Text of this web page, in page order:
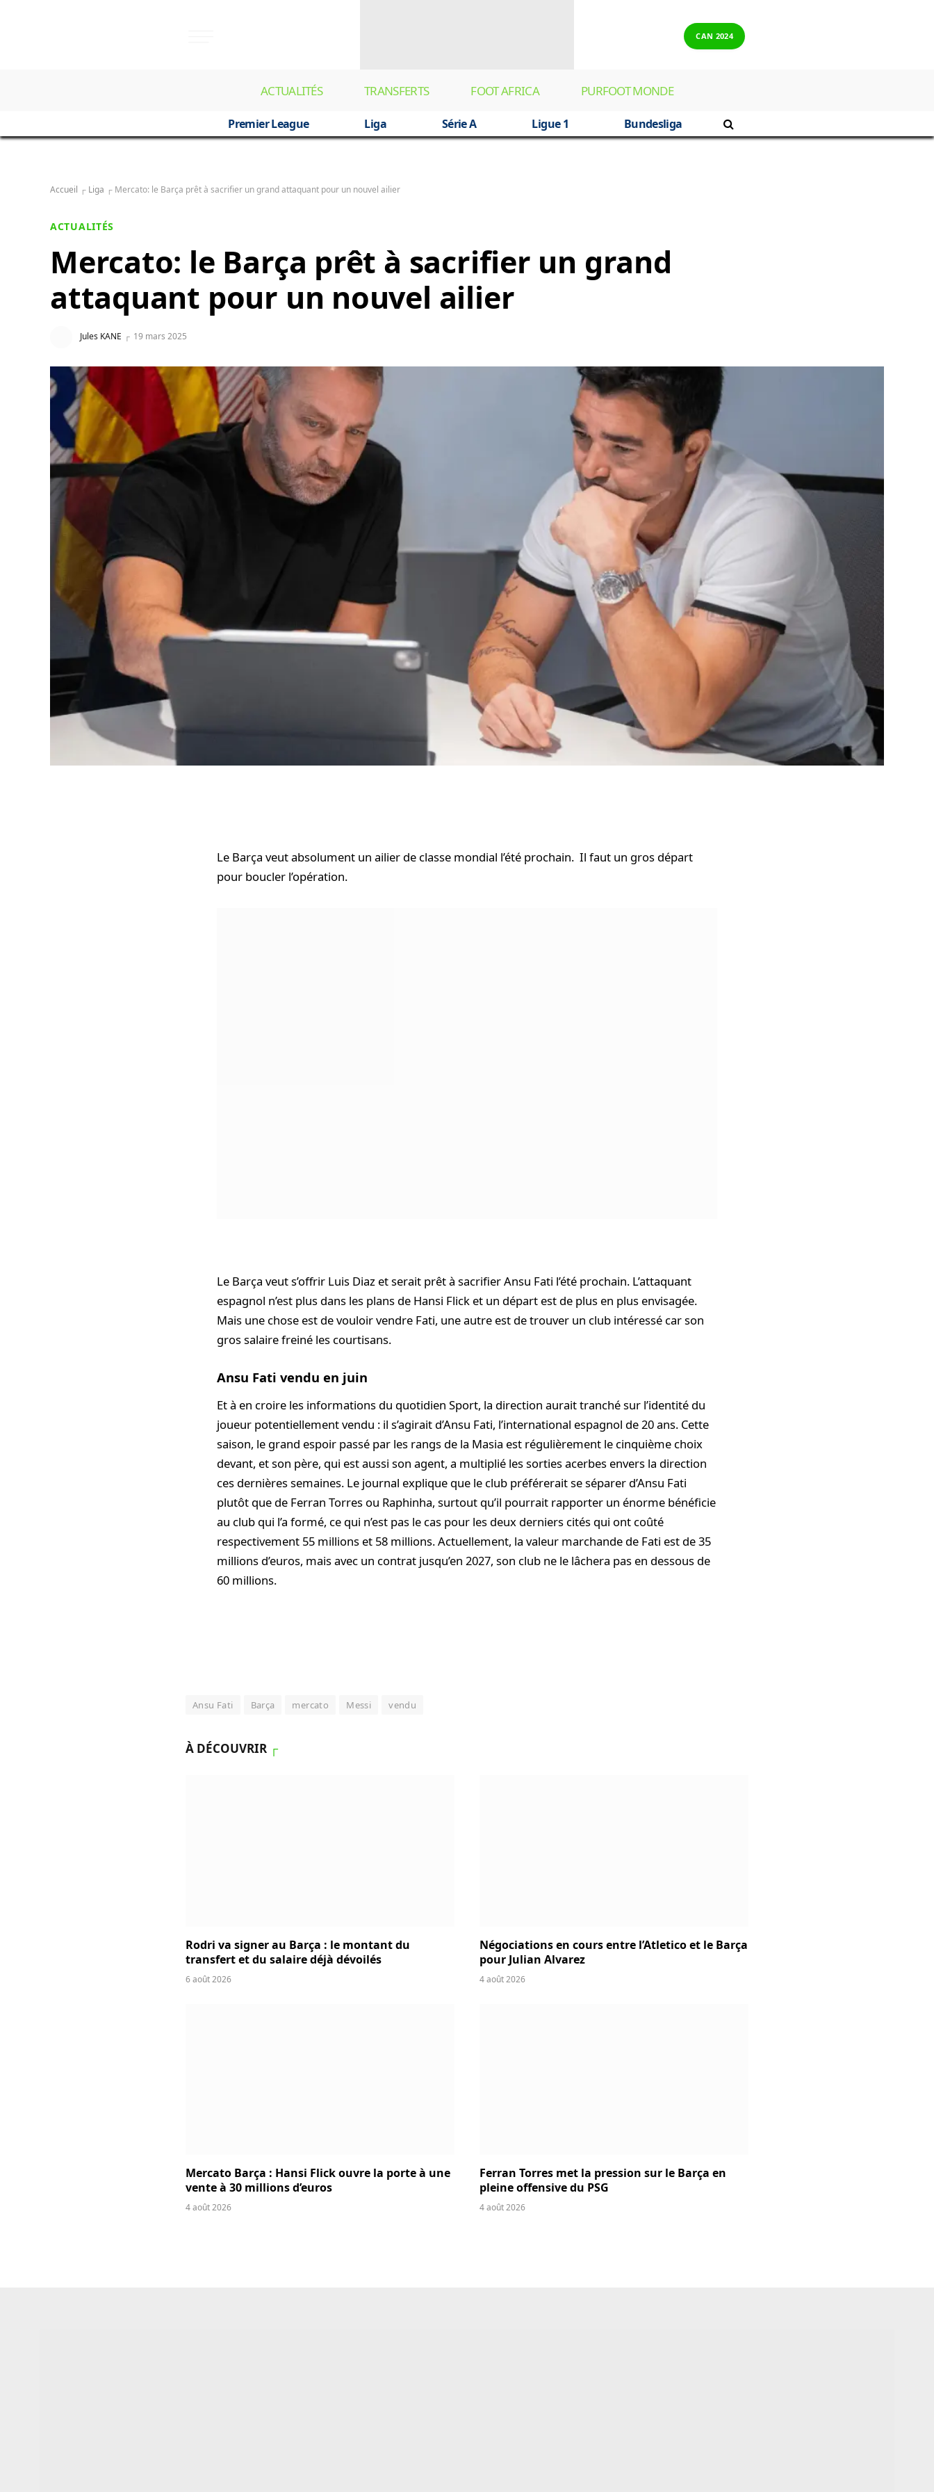
CAN 2024
ACTUALITÉS TRANSFERTS FOOT AFRICA PURFOOT MONDE
Premier League Liga Série A Ligue 1 Bundesliga
Accueil ┌ Liga ┌ Mercato: le Barça prêt à sacrifier un grand attaquant pour un nouvel ailier
ACTUALITÉS
Mercato: le Barça prêt à sacrifier un grand
attaquant pour un nouvel ailier
Jules KANE 19 mars 2025
Le Barça veut absolument un ailier de classe mondial l’été prochain. Il faut un gros départ
pour boucler l’opération.
Le Barça veut s’offrir Luis Diaz et serait prêt à sacrifier Ansu Fati l’été prochain. L’attaquant
espagnol n’est plus dans les plans de Hansi Flick et un départ est de plus en plus envisagée.
Mais une chose est de vouloir vendre Fati, une autre est de trouver un club intéressé car son
gros salaire freiné les courtisans.
Ansu Fati vendu en juin
Et à en croire les informations du quotidien Sport, la direction aurait tranché sur l’identité du
joueur potentiellement vendu : il s’agirait d’Ansu Fati, l’international espagnol de 20 ans. Cette
saison, le grand espoir passé par les rangs de la Masia est régulièrement le cinquième choix
devant, et son père, qui est aussi son agent, a multiplié les sorties acerbes envers la direction
ces dernières semaines. Le journal explique que le club préférerait se séparer d’Ansu Fati
plutôt que de Ferran Torres ou Raphinha, surtout qu’il pourrait rapporter un énorme bénéficie
au club qui l’a formé, ce qui n’est pas le cas pour les deux derniers cités qui ont coûté
respectivement 55 millions et 58 millions. Actuellement, la valeur marchande de Fati est de 35
millions d’euros, mais avec un contrat jusqu’en 2027, son club ne le lâchera pas en dessous de
60 millions.
Ansu Fati Barça mercato Messi vendu
À DÉCOUVRIR ┌
Rodri va signer au Barça : le montant du
transfert et du salaire déjà dévoilés
6 août 2026
Négociations en cours entre l’Atletico et le Barça
pour Julian Alvarez
4 août 2026
Mercato Barça : Hansi Flick ouvre la porte à une
vente à 30 millions d’euros
4 août 2026
Ferran Torres met la pression sur le Barça en
pleine offensive du PSG
4 août 2026